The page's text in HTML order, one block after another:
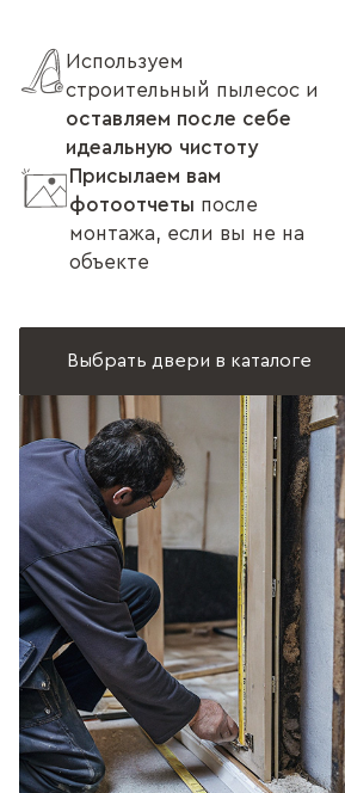
Используем
строительный пылесос и
оставляем после себе
идеальную чистоту
Присылаем вам
фотоотчеты после
монтажа, если вы не на
объекте
Выбрать двери в каталоге